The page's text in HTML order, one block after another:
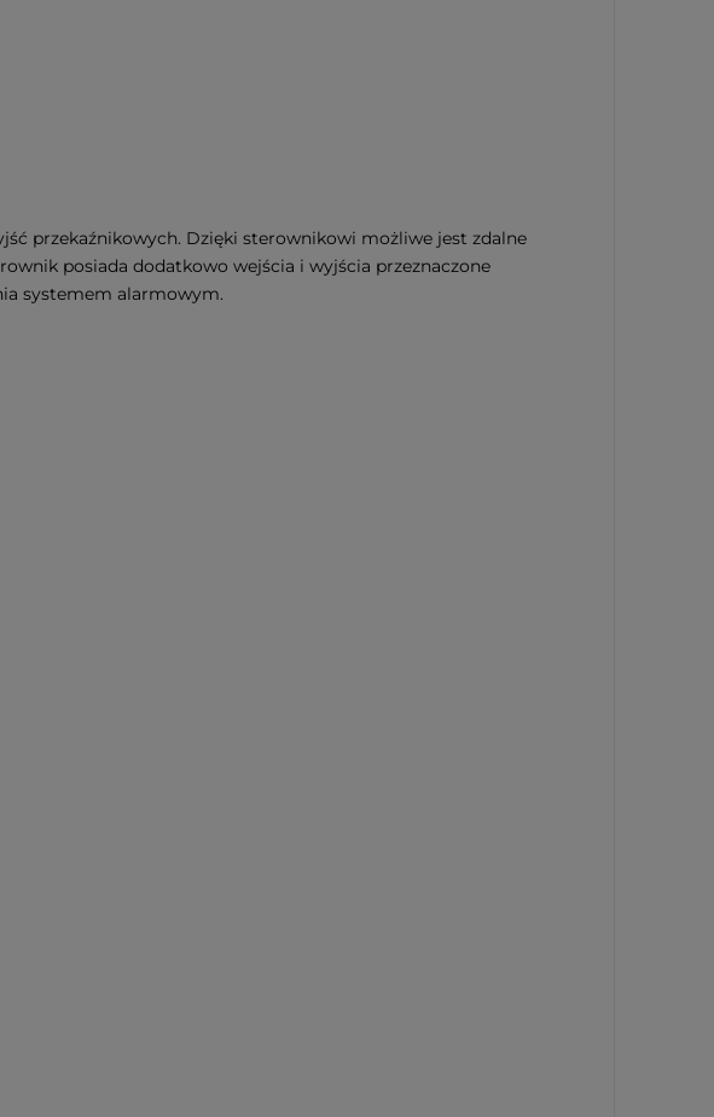
przekaźnikowych. Dzięki sterownikowi możliwe jest zdalne
posiada dodatkowo wejścia i wyjścia przeznaczone
systemem alarmowym.